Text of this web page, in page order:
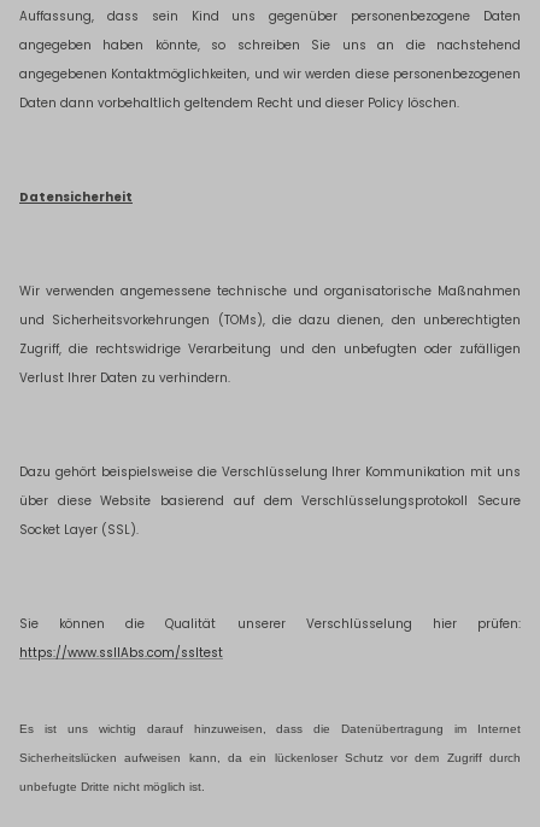
Auffassung, dass sein Kind uns gegenüber personenbezogene Daten
angegeben haben könnte, so schreiben Sie uns an die nachstehend
angegebenen Kontaktmöglichkeiten, und wir werden diese personenbezogenen
Daten dann vorbehaltlich geltendem Recht und dieser Policy löschen.
Datensicherheit
Wir verwenden angemessene technische und organisatorische Maßnahmen
und Sicherheitsvorkehrungen (TOMs), die dazu dienen, den unberechtigten
Zugriff, die rechtswidrige Verarbeitung und den unbefugten oder zufälligen
Verlust Ihrer Daten zu verhindern.
Dazu gehört beispielsweise die Verschlüsselung Ihrer Kommunikation mit uns
über diese Website basierend auf dem Verschlüsselungsprotokoll Secure
Socket Layer (SSL).
Sie können die Qualität unserer Verschlüsselung hier prüfen:
https://www.ssllAbs.com/ssltest
Es ist uns wichtig darauf hinzuweisen, dass die Datenübertragung im Internet
Sicherheitslücken aufweisen kann, da ein lückenloser Schutz vor dem Zugriff durch
unbefugte Dritte nicht möglich ist.